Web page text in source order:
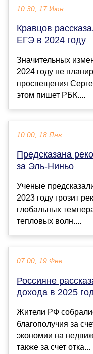
10:30, 17 Июн
Кравцов
ЕГЭ в 2024 году
Значительных
2024 году не
просвещения
этом пишет РБК....
10:00, 18 Янв
Предсказана
за Эль-Ниньо
Ученые
2023 году грозит
глобальных
тепловых волн....
07:00, 19 Фев
Россияне
дохода в 2025
Жители РФ
благополучия за
экономии на
также за счет отка...